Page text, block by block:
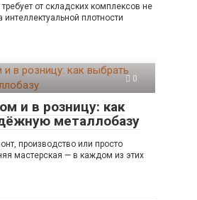
от складских комплексов не
плотности
0
и в розницу: как
металлобазу
производство или просто
мастерская — в каждом из этих